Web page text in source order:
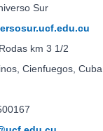
Sur
km 3 1/2
Cienfuegos, Cuba